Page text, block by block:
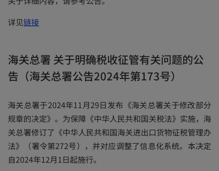
详见链接o
n
s
n
a
n
e
w
海关总署 关于明确税收征管有关问题的公
告（海关总署公告2024年第173号）
海关总署于2024年11月29日发布《海关总署关于修改部分
规章的决定》。为保障《中华人民共和国关税法》实施，海
关总署修订了《中华人民共和国海关进出口货物征税管理办
法》（署令第272号），并对应调整了信息化系统。本决定
自2024年12月1日起施行。